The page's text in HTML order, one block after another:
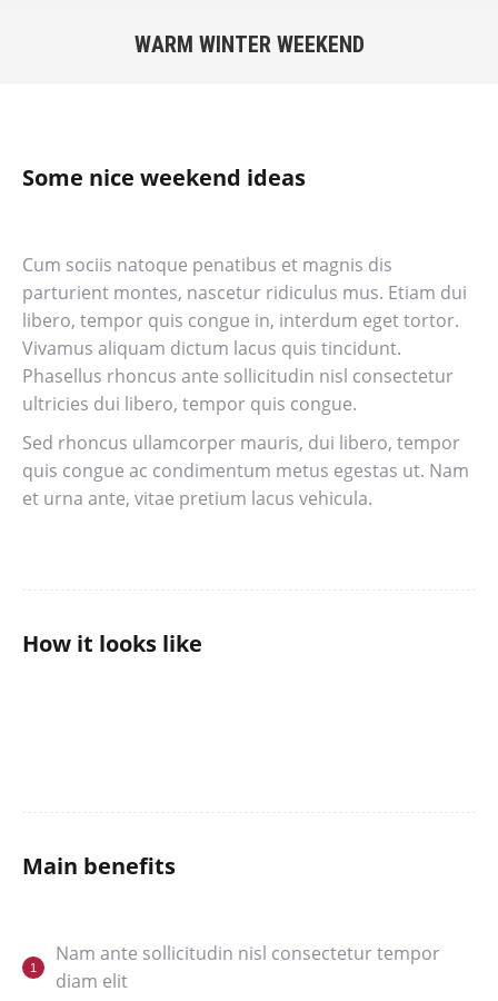
WARM WINTER WEEKEND
Some nice weekend ideas
Cum sociis natoque penatibus et magnis dis
parturient montes, nascetur ridiculus mus. Etiam dui
libero, tempor quis congue in, interdum eget tortor.
Vivamus aliquam dictum lacus quis tincidunt.
Phasellus rhoncus ante sollicitudin nisl consectetur
ultricies dui libero, tempor quis congue.
Sed rhoncus ullamcorper mauris, dui libero, tempor
quis congue ac condimentum metus egestas ut. Nam
et urna ante, vitae pretium lacus vehicula.
How it looks like
Main benefits
Nam ante sollicitudin nisl consectetur tempor
diam elit